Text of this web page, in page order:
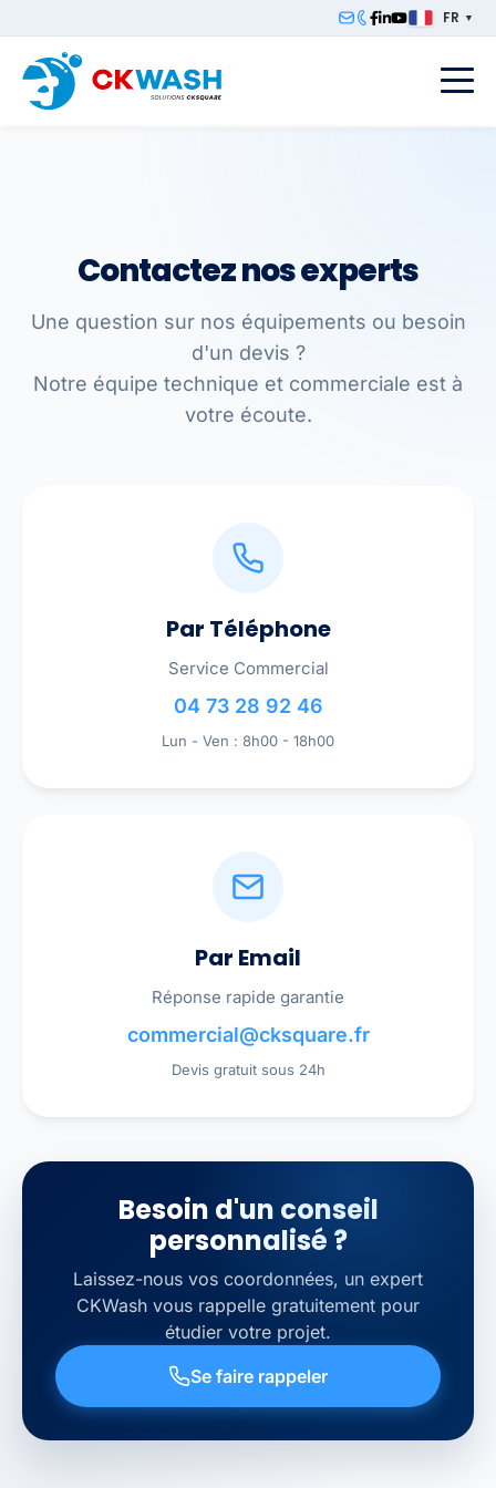
FR ▼
Contactez nos experts
Une question sur nos équipements ou besoin
d'un devis ?
Notre équipe technique et commerciale est à
votre écoute.
Par Téléphone
Service Commercial
04 73 28 92 46
Lun - Ven : 8h00 - 18h00
Par Email
Réponse rapide garantie
commercial@cksquare.fr
Devis gratuit sous 24h
Besoin d'un conseil
personnalisé ?
Laissez-nous vos coordonnées, un expert
CKWash vous rappelle gratuitement pour
étudier votre projet.
Se faire rappeler